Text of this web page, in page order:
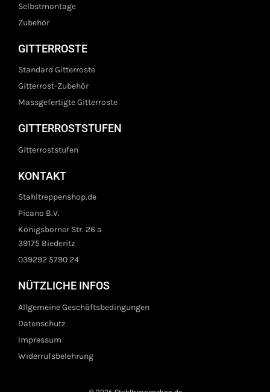
Selbstmontage
Zubehör
GITTERROSTE
Standard Gitterroste
Gitterrost-Zubehör
Massgefertigte Gitterroste
GITTERROSTSTUFEN
Gitterroststufen
KONTAKT
Stahltreppenshop.de
Picano B.V.
Königsborner Str. 26 a
39175 Biederitz
039292 5790 24
NÜTZLICHE INFOS
Allgemeine Geschäftsbedingungen
Datenschutz
Impressum
Widerrufsbelehrung